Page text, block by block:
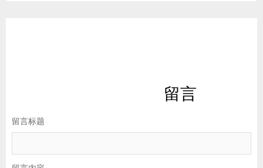
留言
留言标题